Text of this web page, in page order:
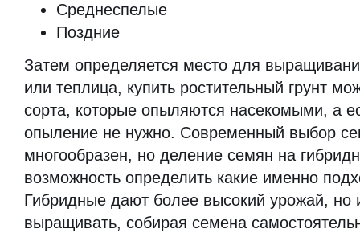
Среднеспелые
Поздние
Затем определяется место для
или теплица, купить ростительный грунт
сорта, которые опыляются насекомыми, а
опыление не нужно. Современный выбор
многообразен, но деление семян на
возможность определить какие именно
Гибридные дают более высокий урожай, но
выращивать, собирая семена